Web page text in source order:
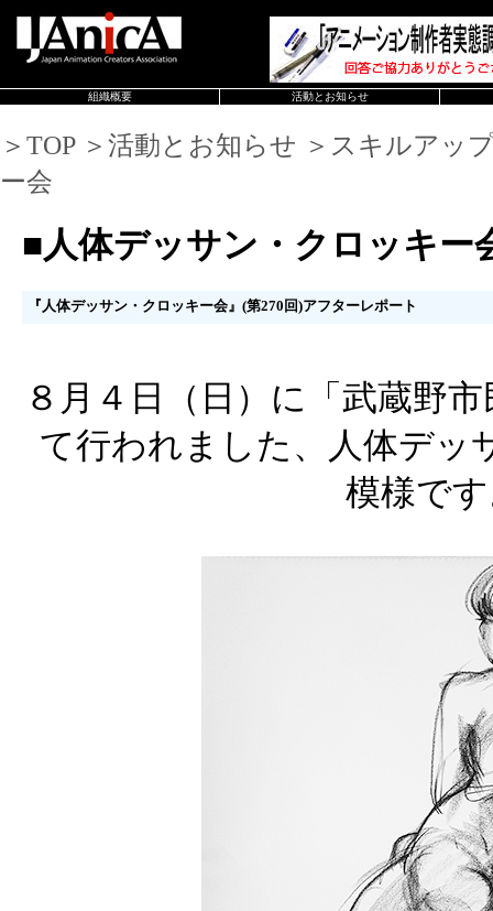
組織概要 活動とお知らせ
＞TOP ＞活動とお知らせ ＞スキルアッ
ー会
■人体デッサン・クロッキー
『人体デッサン・クロッキー会』(第270回)アフターレポート
８月４日（日）に「武蔵野
て行われました、人体デッ
模様で